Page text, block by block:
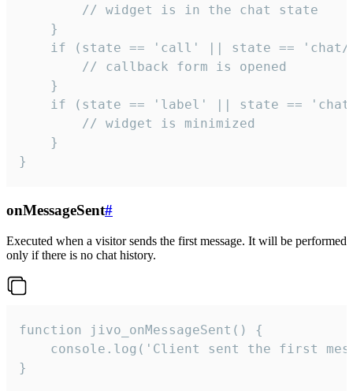
        // widget is in the chat state
    }
if (state == 'call' || state ==
        // callback form is opened
    }
if (state == 'label' || state ==
        // widget is minimized
    }
}
onMessageSent#
Executed when a visitor sends the first message. It will be performed
only if there is no chat history.
function jivo_onMessageSent() {
console.log('Client sent the first
}